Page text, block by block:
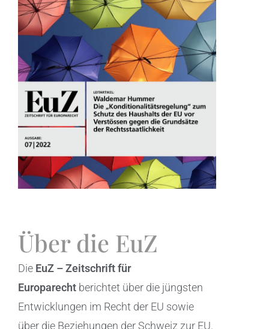
Über die EuZ
Die EuZ – Zeitschrift für
Europarecht berichtet über die jüngsten
Entwicklungen im Recht der EU sowie
über die Beziehungen der Schweiz zur EU.